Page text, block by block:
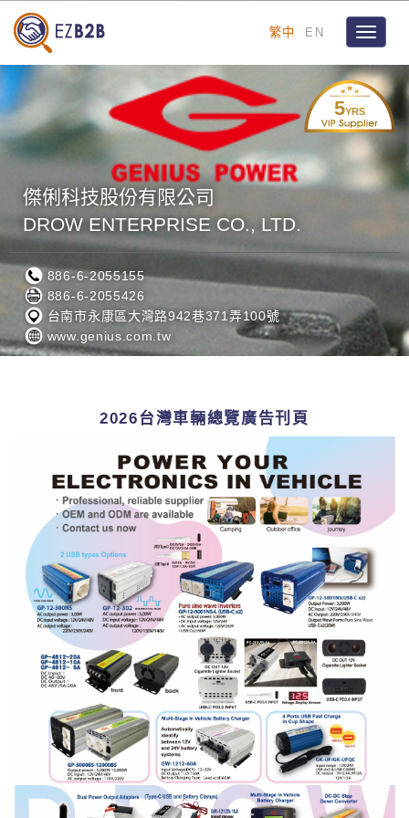
繁中 EN
Toggle
5YRS
傑俐科技股份有限公司
DROW ENTERPRISE CO., LTD.
886-6-2055155
886-6-2055426
台南市永康區大灣路942巷371弄100號
www.genius.com.tw
2026台灣車輛總覽廣告刊頁